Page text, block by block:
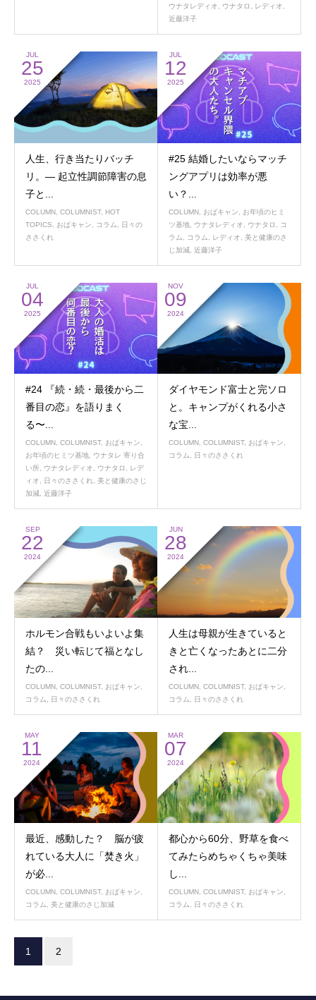
ウナタレディオ, ウナタロ , レディオ,
近藤洋子
JUL
25
2025
人生、行き当たりバッチ
リ。— 起立性調節障害の息
子と...
COLUMN COLUMNIST, HOT
TOPICS
おばキャン コラム
日々の
ささくれ
JUL
12
2025
#25 結婚したいならマッチ
ングアプリは効率が悪
い？...
COLUMN おばキャン
お年頃のヒミ
ツ基地
ウナタレディオ ウナタロ
コ
ラム
コラム レディオ
美と健康のさ
じ加減
近藤洋子
JUL
04
2025
#24 『続・続・最後から二
番目の恋』を語りまく
る〜...
COLUMN COLUMNIST, おばキャン
お年頃のヒミツ基地
ウナタレ 寄り合
い所
ウナタレディオ ウナタロ
レデ
ィオ
日々のささくれ
美と健康のさじ
加減
近藤洋子
NOV
09
2024
ダイヤモンド富士と完ソロ
と。キャンプがくれる小さ
な宝...
COLUMN COLUMNIST, おばキャン
コラム
日々のささくれ
SEP
22
2024
ホルモン合戦もいよいよ集
結？ 災い転じて福となし
たの...
COLUMN COLUMNIST, おばキャン
コラム
日々のささくれ
JUN
28
2024
人生は母親が生きていると
きと亡くなったあとに二分
され...
COLUMN COLUMNIST, おばキャン
コラム
日々のささくれ
MAY
11
2024
最近、感動した？ 脳が疲
れている大人に「焚き火」
が必...
COLUMN COLUMNIST, おばキャン
コラム
美と健康のさじ加減
MAR
07
2024
都心から60分、野草を食べ
てみたらめちゃくちゃ美味
し...
COLUMN COLUMNIST, おばキャン
コラム
日々のささくれ
1 2